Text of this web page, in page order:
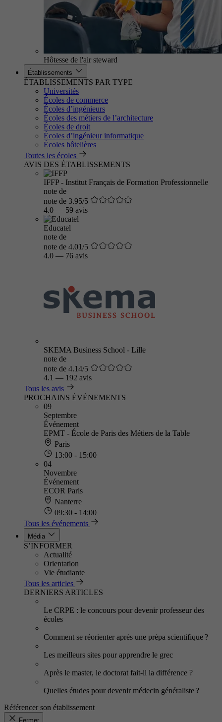
Hôtesse de l'air steward
Établissements
ÉTABLISSEMENTS PAR TYPE
Universités
Écoles de commerce
Écoles d’ingénieurs
Écoles des métiers de l’architecture
Écoles de droit
Écoles d’ingénieur informatique
Écoles hôtelières
Toutes les écoles
AVIS DES ÉTABLISSEMENTS
IFFP - Institut Français de Formation Professionnelle
note de
note de 3.95/5
4.0 — 59 avis
Educatel
note de
note de 4.01/5
4.0 — 76 avis
SKEMA Business School - Lille
note de
note de 4.14/5
4.1 — 192 avis
Tous les avis
PROCHAINS ÉVÈNEMENTS
09
Septembre
Événement
EPMT - École de Paris des Métiers de la Table
Paris
13:00 - 15:00
04
Novembre
Événement
ECOR Paris
Nanterre
09:30 - 14:00
Tous les événements
Média
S’INFORMER
Actualité
Orientation
Vie étudiante
Tous les articles
DERNIERS ARTICLES
Le CRPE : le concours pour devenir professeur des
écoles
Comment se réorienter après une prépa scientifique ?
Les meilleurs sites pour apprendre le grec
Après le master, le doctorat fait-il la différence ?
Quelles études pour devenir médecin généraliste ?
Référencer son établissement
Fermer